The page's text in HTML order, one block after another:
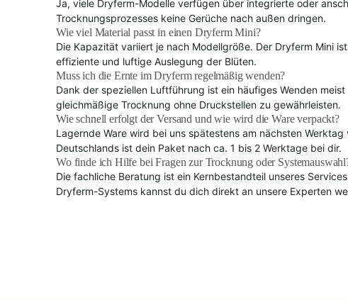
Ja, viele Dryferm-Modelle verfügen über integrierte oder
Trocknungsprozesses keine Gerüche nach außen dringen.
Wie viel Material passt in einen Dryferm Mini?
Die Kapazität variiert je nach Modellgröße. Der Dryferm Mini
effiziente und luftige Auslegung der Blüten.
Muss ich die Ernte im Dryferm regelmäßig wenden?
Dank der speziellen Luftführung ist ein häufiges Wenden
gleichmäßige Trocknung ohne Druckstellen zu gewährleisten.
Wie schnell erfolgt der Versand und wie wird die Ware verpackt?
Lagernde Ware wird bei uns spätestens am nächsten
Deutschlands ist dein Paket nach ca. 1 bis 2 Werktage bei dir.
Wo finde ich Hilfe bei Fragen zur Trocknung oder
Die fachliche Beratung ist ein Kernbestandteil unseres
Dryferm-Systems kannst du dich direkt an unsere Experten